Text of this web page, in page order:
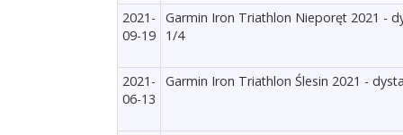
2021-
09-19
Garmin Iron Triathlon Nieporęt 2021 -
1/4
2021-
06-13
Garmin Iron Triathlon Ślesin 2021 -